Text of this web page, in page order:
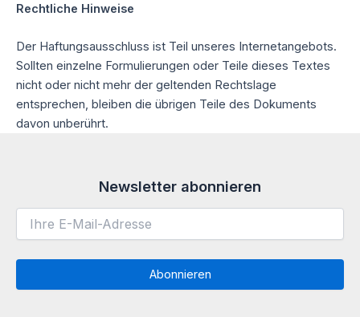
Rechtliche Hinweise
Der Haftungsausschluss ist Teil unseres Internetangebots.
Sollten einzelne Formulierungen oder Teile dieses Textes
nicht oder nicht mehr der geltenden Rechtslage
entsprechen, bleiben die übrigen Teile des Dokuments
davon unberührt.
Newsletter abonnieren